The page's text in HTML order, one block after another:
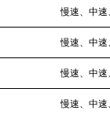
慢速、中
慢速、中
慢速、中
慢速、中